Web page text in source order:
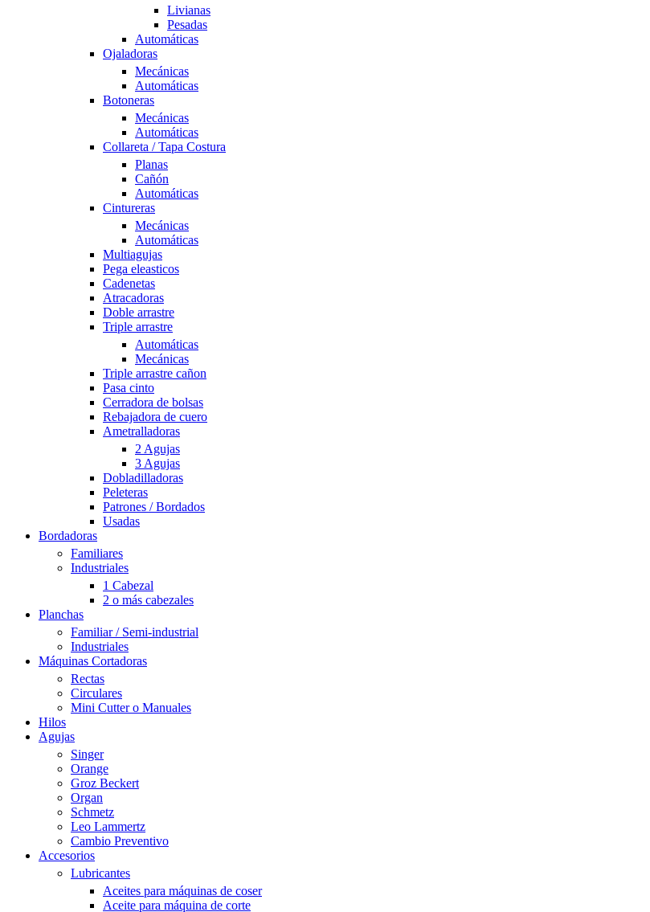
Livianas
Pesadas
Automáticas
Ojaladoras
Mecánicas
Automáticas
Botoneras
Mecánicas
Automáticas
Collareta / Tapa Costura
Planas
Cañón
Automáticas
Cintureras
Mecánicas
Automáticas
Multiagujas
Pega eleasticos
Cadenetas
Atracadoras
Doble arrastre
Triple arrastre
Automáticas
Mecánicas
Triple arrastre cañon
Pasa cinto
Cerradora de bolsas
Rebajadora de cuero
Ametralladoras
2 Agujas
3 Agujas
Dobladilladoras
Peleteras
Patrones / Bordados
Usadas
Bordadoras
Familiares
Industriales
1 Cabezal
2 o más cabezales
Planchas
Familiar / Semi-industrial
Industriales
Máquinas Cortadoras
Rectas
Circulares
Mini Cutter o Manuales
Hilos
Agujas
Singer
Orange
Groz Beckert
Organ
Schmetz
Leo Lammertz
Cambio Preventivo
Accesorios
Lubricantes
Aceites para máquinas de coser
Aceite para máquina de corte